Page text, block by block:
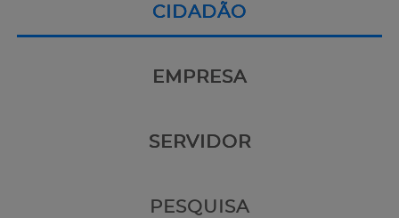
CIDADÃO
EMPRESA
SERVIDOR
PESQUISA